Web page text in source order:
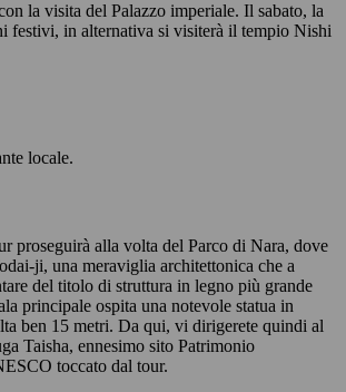
la visita del Palazzo imperiale. Il sabato, la
festivi, in alternativa si visiterà il tempio Nishi
locale.
proseguirà alla volta del Parco di Nara, dove
ji, una meraviglia architettonica che a
del titolo di struttura in legno più grande
principale ospita una notevole statua in
ben 15 metri. Da qui, vi dirigerete quindi al
Taisha, ennesimo sito Patrimonio
toccato dal tour.